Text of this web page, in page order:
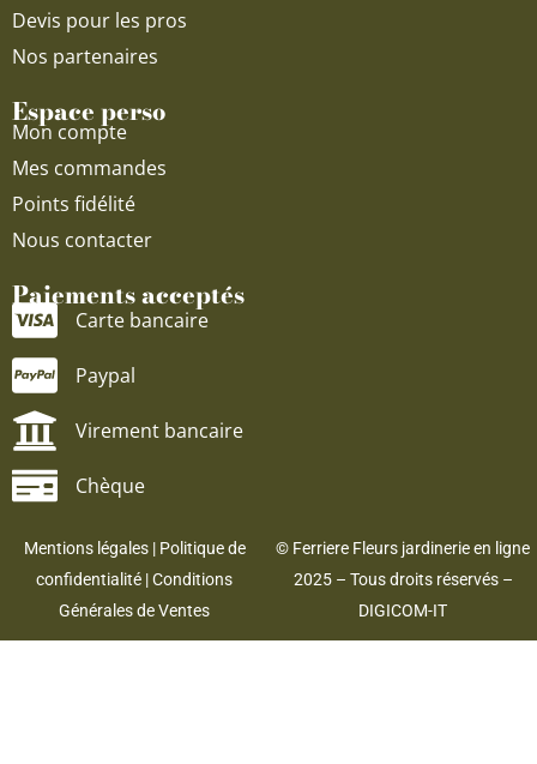
Devis pour les pros
Nos partenaires
Espace perso
Mon compte
Mes commandes
Points fidélité
Nous contacter
Paiements acceptés
Carte bancaire
Paypal
Virement bancaire
Chèque
Mentions légales| Politique de
confidentialité |Conditions
Générales de Ventes
© Ferriere Fleurs jardinerie en ligne
2025 – Tous droits réservés –
DIGICOM-IT